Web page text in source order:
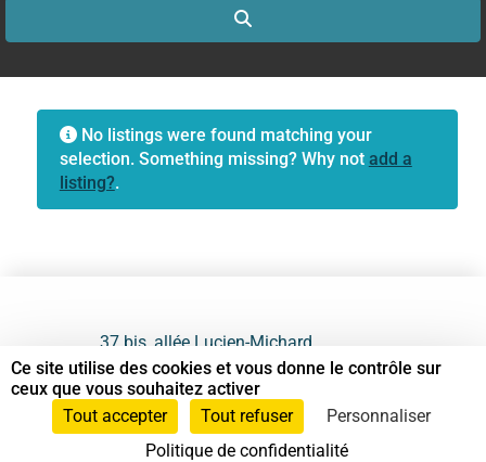
No listings were found matching your
selection. Something missing? Why not add a
listing?.
37 bis, allée Lucien-Michard
93190 Livry-Gargan
06 61 87 28 09
Ce site utilise des cookies et vous donne le contrôle sur
ceux que vous souhaitez activer
Tout accepter
Tout refuser
Personnaliser
Politique de confidentialité